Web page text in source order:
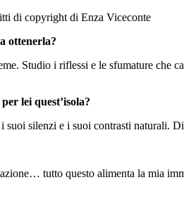
di copyright di Enza Viceconte
ottenerla?
Studio i riflessi e le sfumature che
lei quest’isola?
silenzi e i suoi contrasti naturali.
tutto questo alimenta la mia